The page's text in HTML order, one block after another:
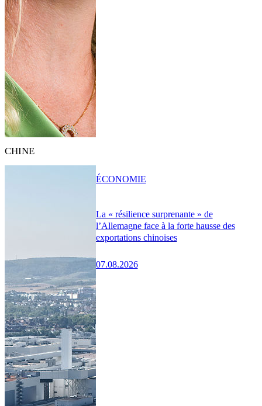
CHINE
La « résilience surprenante » de
l’Allemagne face à la forte hausse des
exportations chinoises
07.08.2026
ÉCONOMIE